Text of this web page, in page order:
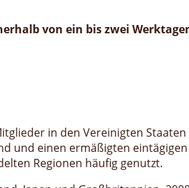
von ein bis zwei
in den Vereinigten
und einen ermäßigten
Regionen häufig genutzt.